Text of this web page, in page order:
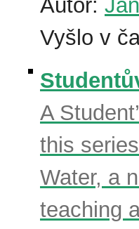
Autor:
Vyšlo v
A
this
Water, a
teaching